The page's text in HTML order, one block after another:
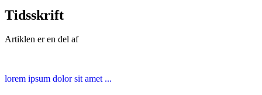
Tidsskrift
Artiklen er en del af
lorem ipsum dolor sit amet ...